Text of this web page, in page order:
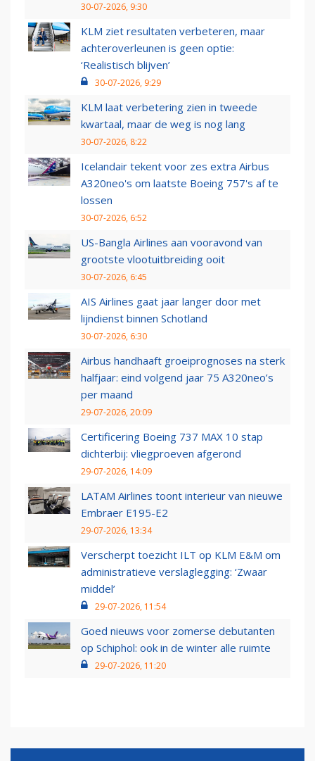
30-07-2026, 9:30
KLM ziet resultaten verbeteren, maar
achteroverleunen is geen optie:
‘Realistisch blijven’
30-07-2026, 9:29
KLM laat verbetering zien in tweede
kwartaal, maar de weg is nog lang
30-07-2026, 8:22
Icelandair tekent voor zes extra Airbus
A320neo's om laatste Boeing 757's af te
lossen
30-07-2026, 6:52
US-Bangla Airlines aan vooravond van
grootste vlootuitbreiding ooit
30-07-2026, 6:45
AIS Airlines gaat jaar langer door met
lijndienst binnen Schotland
30-07-2026, 6:30
Airbus handhaaft groeiprognoses na sterk
halfjaar: eind volgend jaar 75 A320neo’s
per maand
29-07-2026, 20:09
Certificering Boeing 737 MAX 10 stap
dichterbij: vliegproeven afgerond
29-07-2026, 14:09
LATAM Airlines toont interieur van nieuwe
Embraer E195-E2
29-07-2026, 13:34
Verscherpt toezicht ILT op KLM E&M om
administratieve verslaglegging: ‘Zwaar
middel’
29-07-2026, 11:54
Goed nieuws voor zomerse debutanten
op Schiphol: ook in de winter alle ruimte
29-07-2026, 11:20